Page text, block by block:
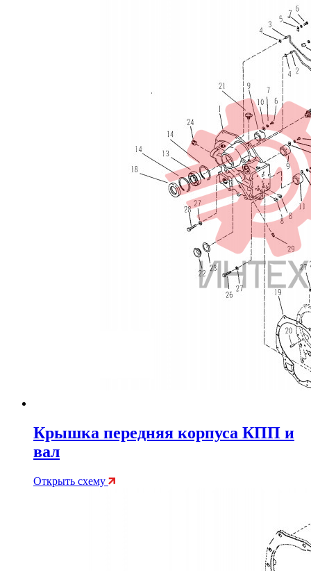
Крышка передняя корпуса КПП и
вал
Открыть схему